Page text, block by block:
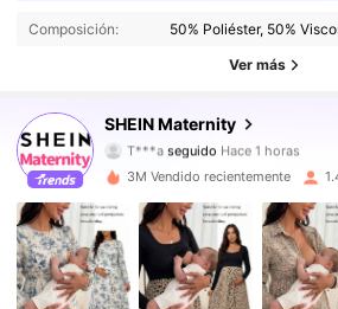
Composición: 50% Poliéster, 50%
Ver más
SHEIN Maternity
482K Seguidores
seguido
Hace 1 horas
4.88
482K Seguidores
4.88 482K Seguidores
4.88 482K Seguidores
3M Vendido recientemente